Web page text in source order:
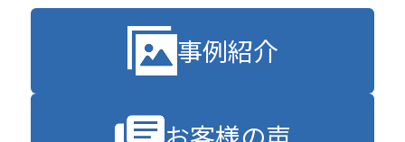
事例紹介